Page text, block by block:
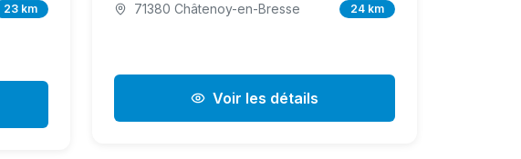
23 km 71380 Châtenoy-en-Bresse 24 km
Voir les détails